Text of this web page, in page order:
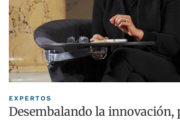
EXPERTOS
Desembalando la innovación,